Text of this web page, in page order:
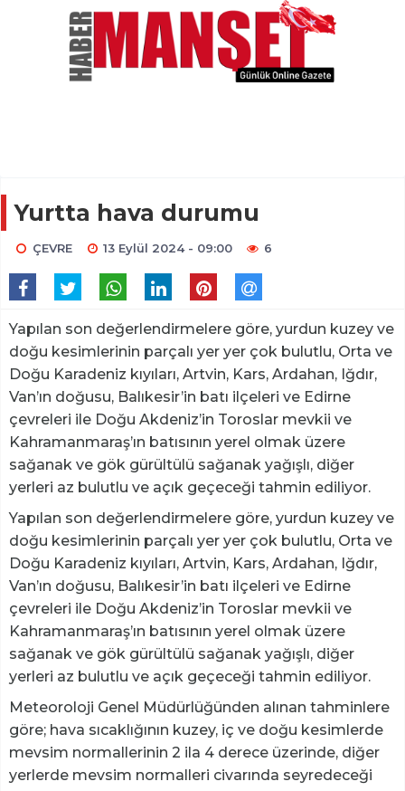
Yurtta hava durumu
ÇEVRE 13 Eylül 2024 - 09:00 6
Yapılan son değerlendirmelere göre, yurdun kuzey ve
doğu kesimlerinin parçalı yer yer çok bulutlu, Orta ve
Doğu Karadeniz kıyıları, Artvin, Kars, Ardahan, Iğdır,
Van’ın doğusu, Balıkesir’in batı ilçeleri ve Edirne
çevreleri ile Doğu Akdeniz’in Toroslar mevkii ve
Kahramanmaraş’ın batısının yerel olmak üzere
sağanak ve gök gürültülü sağanak yağışlı, diğer
yerleri az bulutlu ve açık geçeceği tahmin ediliyor.
Yapılan son değerlendirmelere göre, yurdun kuzey ve
doğu kesimlerinin parçalı yer yer çok bulutlu, Orta ve
Doğu Karadeniz kıyıları, Artvin, Kars, Ardahan, Iğdır,
Van’ın doğusu, Balıkesir’in batı ilçeleri ve Edirne
çevreleri ile Doğu Akdeniz’in Toroslar mevkii ve
Kahramanmaraş’ın batısının yerel olmak üzere
sağanak ve gök gürültülü sağanak yağışlı, diğer
yerleri az bulutlu ve açık geçeceği tahmin ediliyor.
Meteoroloji Genel Müdürlüğünden alınan tahminlere
göre; hava sıcaklığının kuzey, iç ve doğu kesimlerde
mevsim normallerinin 2 ila 4 derece üzerinde, diğer
yerlerde mevsim normalleri civarında seyredeceği